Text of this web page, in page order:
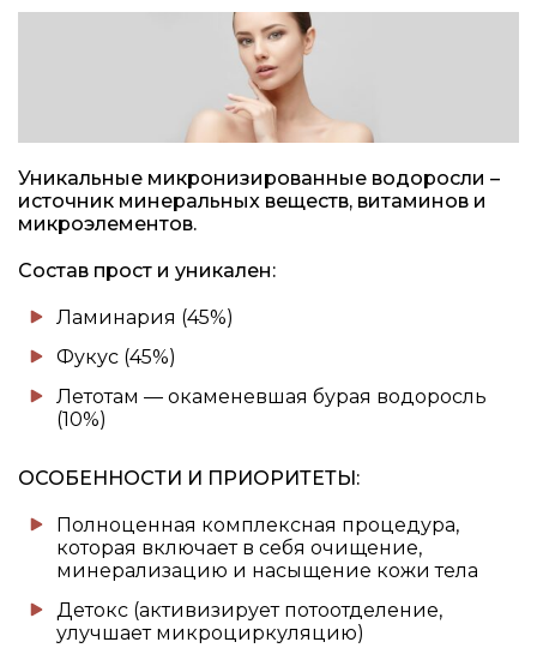
Уникальные микронизированные водоросли –
источник минеральных веществ, витаминов и
микроэлементов.
Состав прост и уникален:
Ламинария (45%)
Фукус (45%)
Летотам — окаменевшая бурая водоросль
(10%)
ОСОБЕННОСТИ И ПРИОРИТЕТЫ:
Полноценная комплексная процедура,
которая включает в себя очищение,
минерализацию и насыщение кожи тела
Детокс (активизирует потоотделение,
улучшает микроциркуляцию)